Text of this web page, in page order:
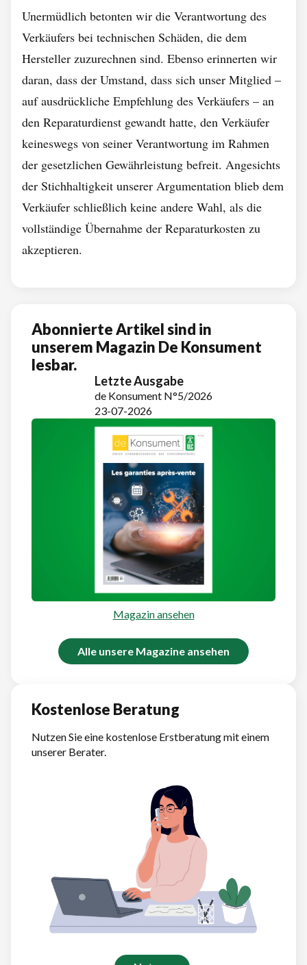
Unermüdlich betonten wir die Verantwortung des
Verkäufers bei technischen Schäden, die dem
Hersteller zuzurechnen sind. Ebenso erinnerten wir
daran, dass der Umstand, dass sich unser Mitglied –
auf ausdrückliche Empfehlung des Verkäufers – an
den Reparaturdienst gewandt hatte, den Verkäufer
keineswegs von seiner Verantwortung im Rahmen
der gesetzlichen Gewährleistung befreit. Angesichts
der Stichhaltigkeit unserer Argumentation blieb dem
Verkäufer schließlich keine andere Wahl, als die
vollständige Übernahme der Reparaturkosten zu
akzeptieren.
Abonnierte Artikel sind in
unserem Magazin De Konsument
lesbar.
Letzte Ausgabe
de Konsument N°5/2026
23-07-2026
Magazin ansehen
Alle unsere Magazine ansehen
Kostenlose Beratung
Nutzen Sie eine kostenlose Erstberatung mit einem
unserer Berater.